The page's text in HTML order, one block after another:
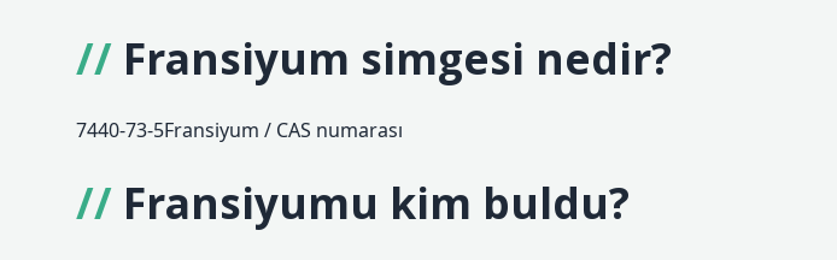
Fransiyum simgesi nedir?
7440-73-5Fransiyum / CAS numarası
Fransiyumu kim buldu?